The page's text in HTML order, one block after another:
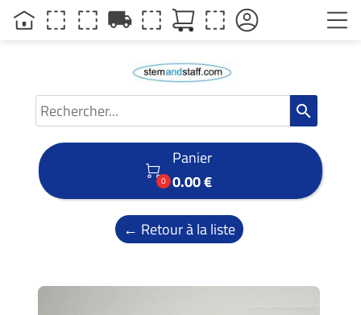
search

0
Panier
0.00 €
← Retour à la liste
local_shipping